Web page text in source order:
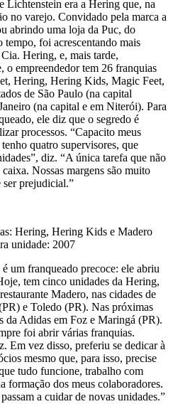
Lichtenstein era a Hering que, na
no varejo. Convidado pela marca a
abrindo uma loja da Puc, do
tempo, foi acrescentando mais
Hering, e, mais tarde,
empreendedor tem 26 franquias
Hering, Hering Kids, Magic Feet,
de São Paulo (na capital
(na capital e em Niterói). Para
ele diz que o segredo é
processos. “Capacito meus
quatro supervisores, que
diz. “A única tarefa que não
Nossas margens são muito
ser prejudicial.”
Hering, Hering Kids e Madero
unidade: 2007
um franqueado precoce: ele abriu
tem cinco unidades da Hering,
Madero, nas cidades de
e Toledo (PR). Nas próximas
da Adidas em Foz e Maringá (PR).
foi abrir várias franquias.
Em vez disso, preferiu se dedicar à
mesmo que, para isso, precise
tudo funcione, trabalho com
formação dos meus colaboradores.
a cuidar de novas unidades.”